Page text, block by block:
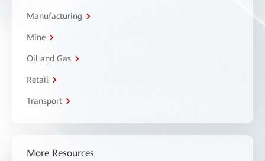
Manufacturing
Mine
Oil and Gas
Retail
Transport
More Resources